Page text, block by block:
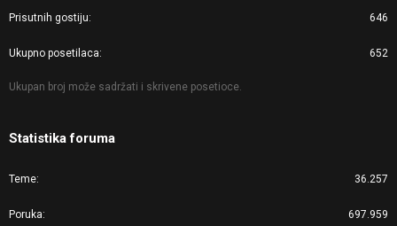
Prisutnih gostiju 646
Ukupno posetilaca 652
Ukupan broj može sadržati i skrivene posetioce.
Statistika foruma
Teme 36.257
Poruka 697.959